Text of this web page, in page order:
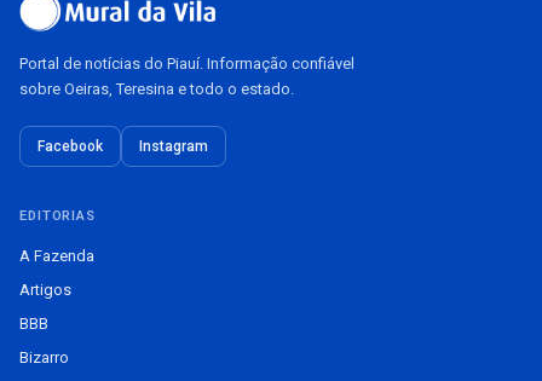
Portal de notícias do Piauí. Informação confiável
sobre Oeiras, Teresina e todo o estado.
Facebook Instagram
EDITORIAS
A Fazenda
Artigos
BBB
Bizarro